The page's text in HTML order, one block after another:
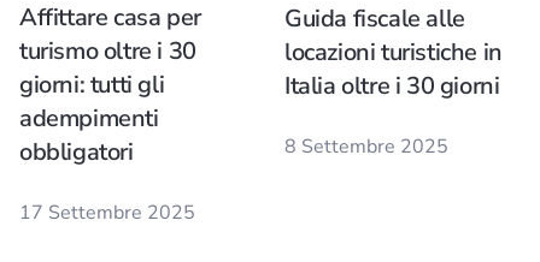
Affittare casa per
turismo oltre i 30
giorni: tutti gli
adempimenti
obbligatori
17 Settembre 2025
Guida fiscale alle
locazioni turistiche in
Italia oltre i 30 giorni
8 Settembre 2025